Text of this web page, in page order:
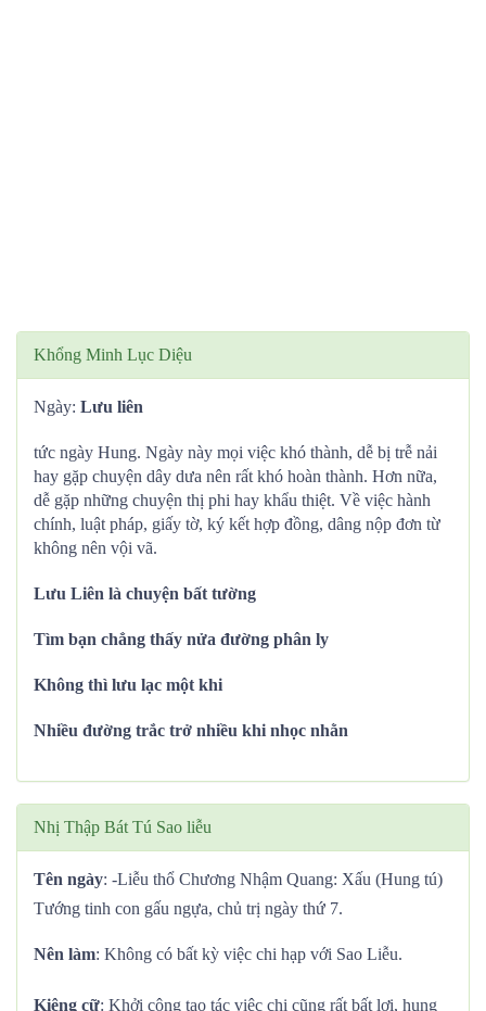
Khổng Minh Lục Diệu
Ngày: Lưu liên
tức ngày Hung. Ngày này mọi việc khó thành, dễ bị trễ nải
hay gặp chuyện dây dưa nên rất khó hoàn thành. Hơn nữa,
dễ gặp những chuyện thị phi hay khẩu thiệt. Về việc hành
chính, luật pháp, giấy tờ, ký kết hợp đồng, dâng nộp đơn từ
không nên vội vã.
Lưu Liên là chuyện bất tường
Tìm bạn chẳng thấy nửa đường phân ly
Không thì lưu lạc một khi
Nhiều đường trắc trở nhiều khi nhọc nhằn
Nhị Thập Bát Tú Sao liễu
Tên ngày: -Liễu thổ Chương Nhậm Quang: Xấu (Hung tú)
Tướng tinh con gấu ngựa, chủ trị ngày thứ 7.
Nên làm: Không có bất kỳ việc chi hạp với Sao Liễu.
Kiêng cữ: Khởi công tạo tác việc chi cũng rất bất lợi, hung